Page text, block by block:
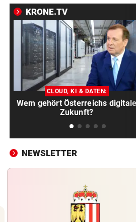
frischer Tat ertappt
PROJEKT IN OHLSDORF vor 7
19 Hektar Wald gerodet:
jetzt ungültig?
FEUER BEI SOLARANLAGE: vor
Rascher und massiver
verhinderte Großbrand
KOMMT VON NÜRNBERG vor
U19-Teamstürmer
VIERJÄHRIGEN GERETTET
KRONE.TV
CLOUD, KI & DATEN:
Wem gehört Österreichs digitale
Zukunft?
NEWSLETTER